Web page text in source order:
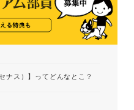
ナス）】ってどんなとこ？